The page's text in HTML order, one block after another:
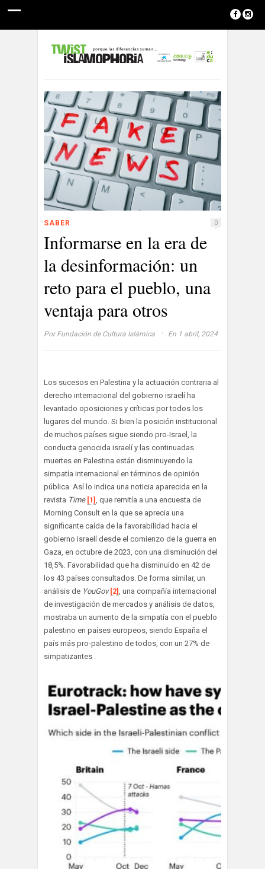
SABER 0
Informarse en la era de
la desinformación: un
reto para el pueblo, una
ventaja para otros
Por Fundación de Cultura Islámica · En 1 abril, 2024
Los sucesos en Palestina y la actuación contraria al
derecho internacional del gobierno israelí ha
levantado oposiciones y críticas por todos los
lugares del mundo. Si bien la posición institucional
de muchos países sigue siendo pro-Israel, la
conducta genocida israelí y las continuadas
muertes en Palestina están disminuyendo la
simpatía internacional en términos de opinión
pública. Así lo indica una noticia aparecida en la
revista Time [1] , que remitía a una encuesta de
Morning Consult en la que se aprecia una
significante caída de la favorabilidad hacia el
gobierno israelí desde el comienzo de la guerra en
Gaza, en octubre de 2023, con una disminución del
18,5%. Favorabilidad que ha disminuido en 42 de
los 43 países consultados. De forma similar, un
análisis de YouGov [2] , una compañía internacional
de investigación de mercados y análisis de datos,
mostraba un aumento de la simpatía con el pueblo
palestino en países europeos, siendo España el
país más pro-palestino de todos, con un 27% de
simpatizantes .